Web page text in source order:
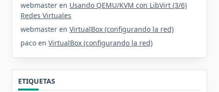
webmaster en Usando QEMU/KVM con LibVirt (3/6)
Redes Virtuales
webmaster enVirtualBox (configurando la red)
paco enVirtualBox (configurando la red)
ETIQUETAS